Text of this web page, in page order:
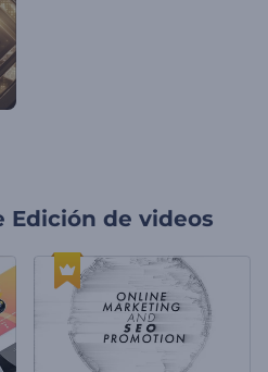
Edición de videos